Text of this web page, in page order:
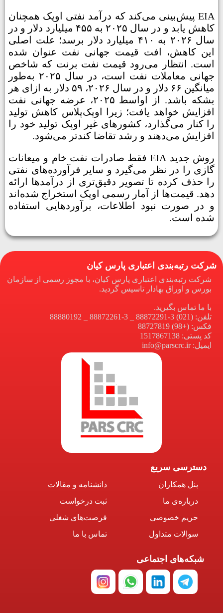
EIA پیش‌بینی می‌کند که درآمد نفتی اوپک همچنان
کاهش یابد و در سال ۲۰۲۵ به ۴۵۵ میلیارد دلار و در
سال ۲۰۲۶ به ۴۱۰ میلیارد دلار برسد؛ علت اصلی
این کاهش، افت قیمت جهانی نفت عنوان شده
است. انتظار می‌رود قیمت نفت برنت که شاخص
جهانی معاملات نفت است، در سال ۲۰۲۵ به‌طور
میانگین ۶۶ دلار و در سال ۲۰۲۶، ۵۹ دلار به ازای هر
بشکه باشد. از اواسط ۲۰۲۵، عرضه جهانی نفت
افزایش خواهد یافت؛ زیرا اوپک‌پلاس کاهش تولید
را کنار می‌گذارد، کشورهای غیر اوپک تولید خود را
افزایش می‌دهند و رشد تقاضا کندتر می‌شود.
روش جدید EIA فقط صادرات نفت خام و میعانات
گازی را در نظر می‌گیرد و سایر فرآورده‌های نفتی
را حذف کرده تا تصویر دقیق‌تری از درآمدها ارائه
دهد. قیمت‌ها از آمار رسمی اوپک استخراج شده‌اند
و در صورت نبود اطلاعات، برآوردهایی استفاده
شده است.
شرکت رتبه‌بندی اعتباری پارس کیان
شرکت رتبه‌بندی اعتباری پارس کیان، با مجوز رسمی از سازمان
بورس و اوراق بهادار تاسیس گردید.
با ما تماس بگیرید.
تلفن: (021) 3-88872291 _ 3-88872261 _ 88880192
فکس: (+98) 88727819
کد پستی: 1517867138
ایمیل: info@parscrc.ir
دسترسی سریع
پنل همکاران
درباره‌ی ما
حریم خصوصی
سوالات متداول
دانشنامه و مقالات
ثبت درخواست
فرصت‌های شغلی
تماس با ما
شبکه‌های اجتماعی